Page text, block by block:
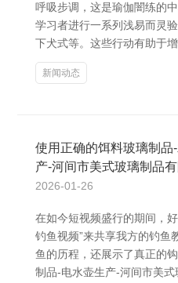
呼吸步调，这是瑜伽闇练的
学习者进行一系列浅易而灵
下犬式等。这些行动有助于
新闻动态
使用正确的饵料玻璃制品
产-河间市美式玻璃制品
2026-01-26
在如今短视频盛行的期间，
钓鱼视频”来共享我方的钓鱼
鱼的历程，还展示了真正的
制品-电水壶生产-河间市美